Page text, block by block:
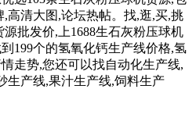
高清大图,论坛热帖。找,逛,买,挑
批发价,上1688生石灰粉压球机
199个的氢氧化钙生产线价格,氢
走势,您还可以找自动化生产线,
生产线,果汁生产线,饲料生产